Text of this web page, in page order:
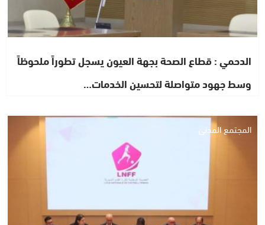
الدحمي : قطاع الصحة بجهة العيون يسجل تطوراً ملحوظاً
وسط جهود متواصلة لتحسين الخدمات…
المجتمع المدني